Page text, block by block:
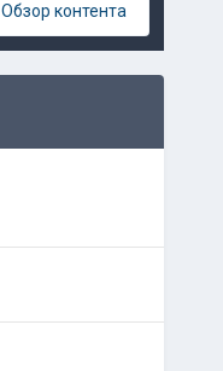
Обзор контента